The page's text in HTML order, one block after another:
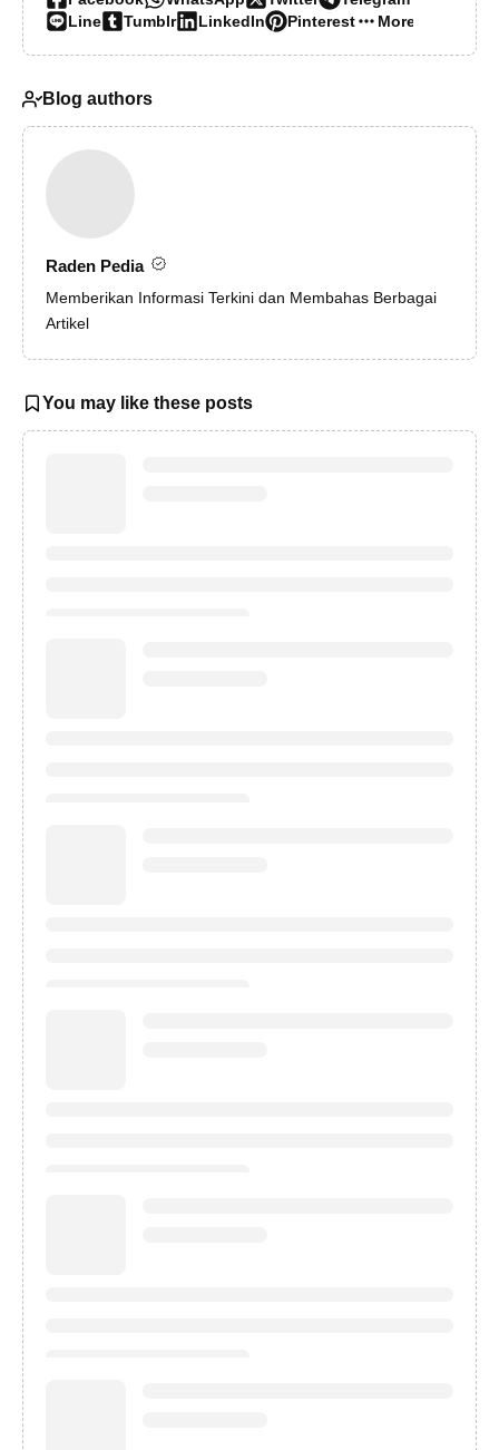
Line
Tumblr LinkedIn Pinterest More…
Blog authors
Raden Pedia
Memberikan Informasi Terkini dan Membahas Berbagai
Artikel
You may like these posts